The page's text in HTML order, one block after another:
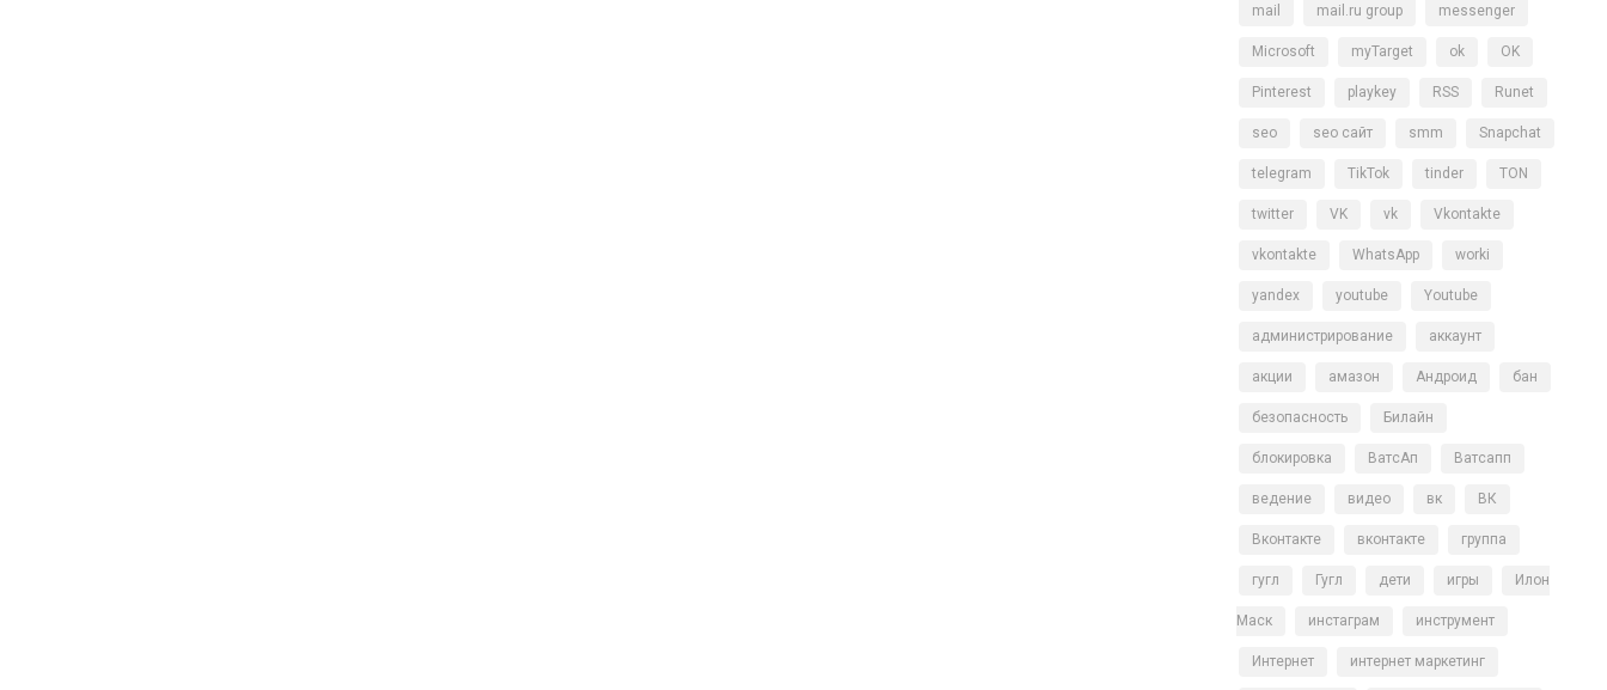
mail mail.ru group messenger
Microsoft myTarget ok OK
Pinterest playkey RSS Runet
seo seo сайт smm Snapchat
telegram TikTok tinder TON
twitter VK vk Vkontakte
vkontakte WhatsApp worki
yandex youtube Youtube
администрирование аккаунт
акции амазон Андроид бан
безопасность Билайн
блокировка ВатсАп Ватсапп
ведение видео вк ВК
Вконтакте вконтакте группа
гугл Гугл дети игры Илон
Маск инстаграм инструмент
Интернет интернет маркетинг